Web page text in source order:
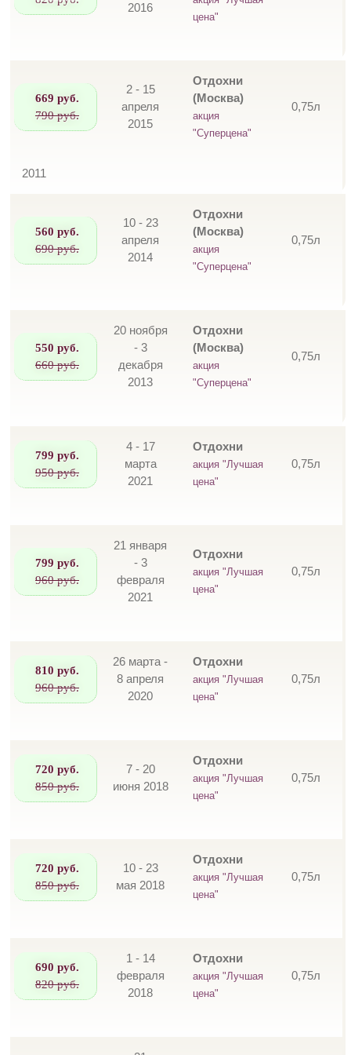
2016
цена"
669 руб.
790 руб.
2 - 15
апреля
2015
Отдохни
(Москва)
акция
"Суперцена"
0,75л
2011
560 руб.
690 руб.
10 - 23
апреля
2014
Отдохни
(Москва)
акция
"Суперцена"
0,75л
550 руб.
660 руб.
20 ноября
- 3
декабря
2013
Отдохни
(Москва)
акция
"Суперцена"
0,75л
799 руб.
950 руб.
4 - 17
марта
2021
Отдохни
акция "Лучшая
цена"
0,75л
799 руб.
960 руб.
21 января
- 3
февраля
2021
Отдохни
акция "Лучшая
цена"
0,75л
810 руб.
960 руб.
26 марта -
8 апреля
2020
Отдохни
акция "Лучшая
цена"
0,75л
720 руб.
850 руб.
7 - 20
июня 2018
Отдохни
акция "Лучшая
цена"
0,75л
720 руб.
850 руб.
10 - 23
мая 2018
Отдохни
акция "Лучшая
цена"
0,75л
690 руб.
820 руб.
1 - 14
февраля
2018
Отдохни
акция "Лучшая
цена"
0,75л